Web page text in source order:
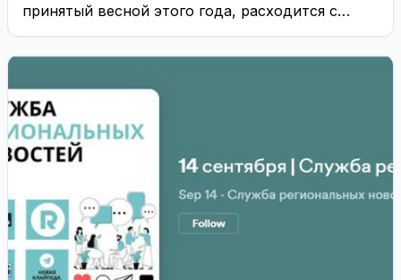
принятый весной этого года, расходится с
рекомендациям Федерации